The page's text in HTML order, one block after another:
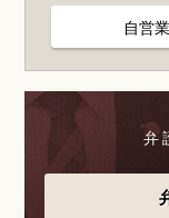
自営業
弁